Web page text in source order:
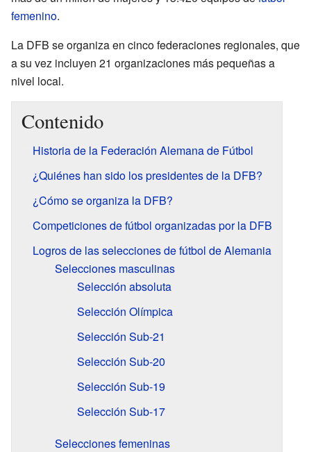
femenino.
La DFB se organiza en cinco federaciones regionales, que
a su vez incluyen 21 organizaciones más pequeñas a
nivel local.
Contenido
Historia de la Federación Alemana de Fútbol
¿Quiénes han sido los presidentes de la DFB?
¿Cómo se organiza la DFB?
Competiciones de fútbol organizadas por la DFB
Logros de las selecciones de fútbol de Alemania
Selecciones masculinas
Selección absoluta
Selección Olímpica
Selección Sub-21
Selección Sub-20
Selección Sub-19
Selección Sub-17
Selecciones femeninas